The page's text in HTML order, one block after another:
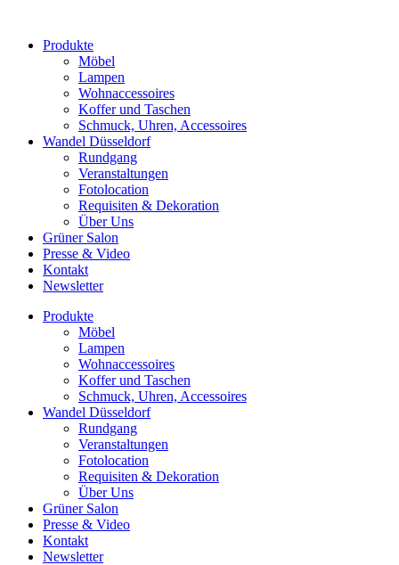
Produkte
Möbel
Lampen
Wohnaccessoires
Koffer und Taschen
Schmuck, Uhren, Accessoires
Wandel Düsseldorf
Rundgang
Veranstaltungen
Fotolocation
Requisiten & Dekoration
Über Uns
Grüner Salon
Presse & Video
Kontakt
Newsletter
Produkte
Möbel
Lampen
Wohnaccessoires
Koffer und Taschen
Schmuck, Uhren, Accessoires
Wandel Düsseldorf
Rundgang
Veranstaltungen
Fotolocation
Requisiten & Dekoration
Über Uns
Grüner Salon
Presse & Video
Kontakt
Newsletter